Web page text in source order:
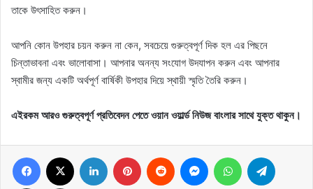
তাকে উৎসাহিত করুন।
আপনি কোন উপহার চয়ন করুন না কেন, সবচেয়ে গুরুত্বপূর্ণ দিক হল এর পিছনে
চিন্তাভাবনা এবং ভালোবাসা। আপনার অনন্য সংযোগ উদযাপন করুন এবং আপনার
স্বামীর জন্য একটি অর্থপূর্ণ বার্ষিকী উপহার দিয়ে স্থায়ী স্মৃতি তৈরি করুন।
এইরকম আরও গুরুত্বপূর্ণ প্রতিবেদন পেতে ওয়ান ওয়ার্ল্ড নিউজ বাংলার সাথে যুক্ত থাকুন।